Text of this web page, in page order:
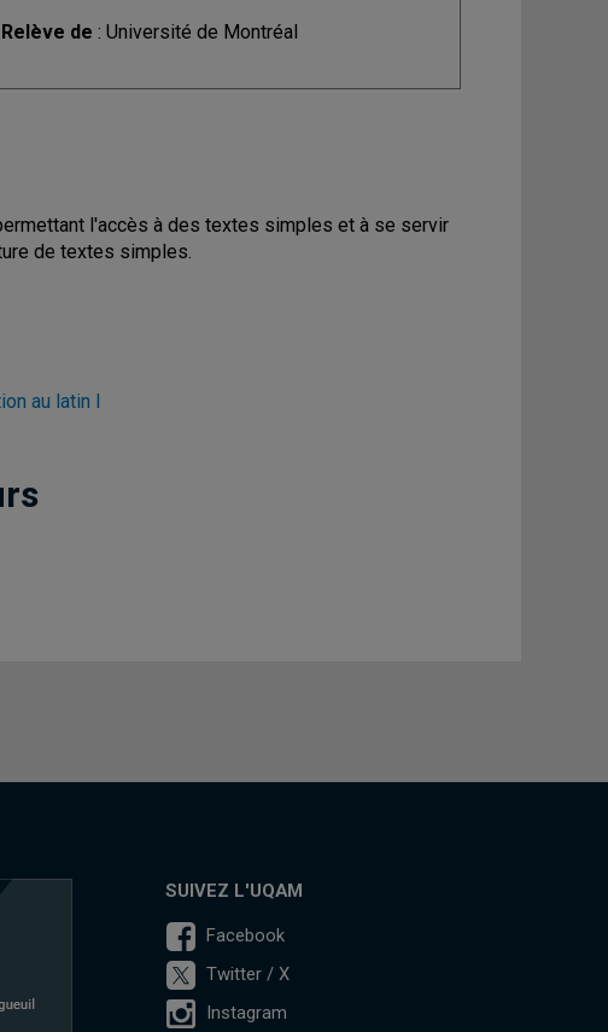
Relève de : Université de Montréal
l'accès à des textes simples et à se servir
de textes simples.
au latin I
SUIVEZ L'UQAM
Facebook
Twitter / X
Instagram